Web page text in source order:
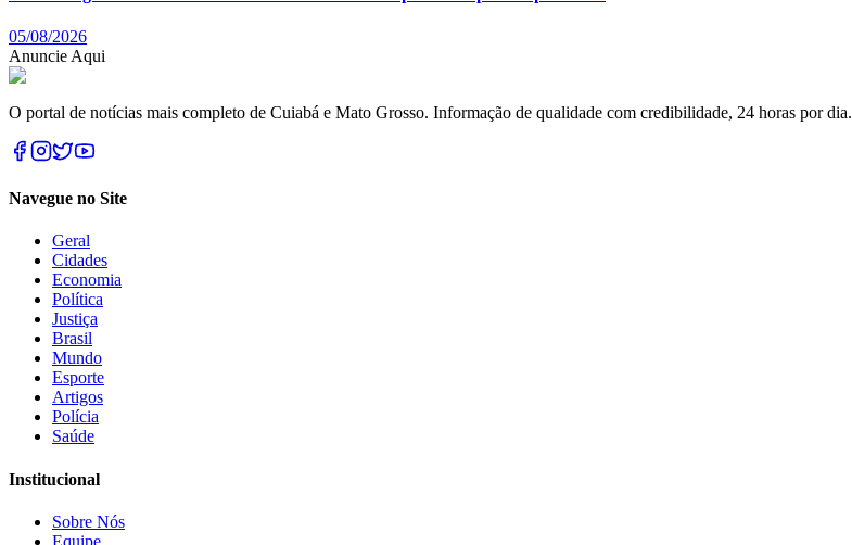
05/08/2026
Anuncie Aqui
O portal de notícias mais completo de Cuiabá e Mato Grosso. Informação de qualidade com credibilidade, 24 horas por dia.
Navegue no Site
Geral
Cidades
Economia
Política
Justiça
Brasil
Mundo
Esporte
Artigos
Polícia
Saúde
Institucional
Sobre Nós
Equipe